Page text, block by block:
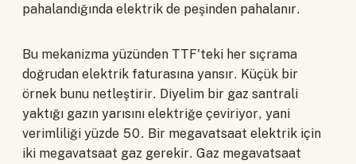
pahalandığında elektrik de peşinden pahalanır.
Bu mekanizma yüzünden TTF'teki her sıçrama
doğrudan elektrik faturasına yansır. Küçük bir
örnek bunu netleştirir. Diyelim bir gaz santrali
yaktığı gazın yarısını elektriğe çeviriyor, yani
verimliliği yüzde 50. Bir megavatsaat elektrik için
iki megavatsaat gaz gerekir. Gaz megavatsaat